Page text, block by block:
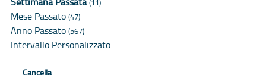
(11)
Mese Passato (47)
Anno Passato (567)
Intervallo Personalizzato…
Cancella